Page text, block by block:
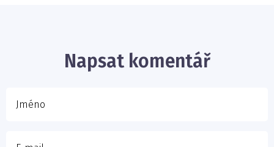
Napsat komentář